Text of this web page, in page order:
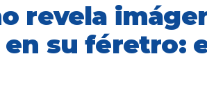
revela
en su féretro: